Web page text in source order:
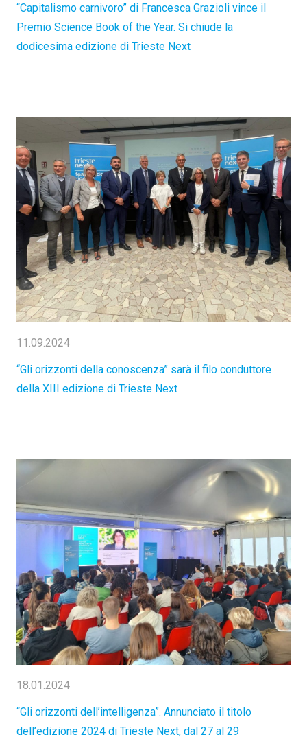
“Capitalismo carnivoro” di Francesca Grazioli vince il
Premio Science Book of the Year. Si chiude la
dodicesima edizione di Trieste Next
11.09.2024
“Gli orizzonti della conoscenza” sarà il filo conduttore
della XIII edizione di Trieste Next
18.01.2024
“Gli orizzonti dell’intelligenza”. Annunciato il titolo
dell’edizione 2024 di Trieste Next, dal 27 al 29